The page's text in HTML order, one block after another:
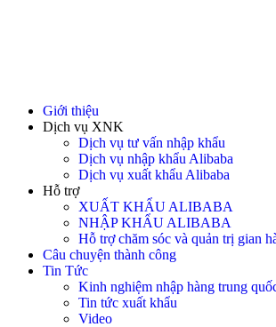
Giới thiệu
Dịch vụ XNK
Dịch vụ tư vấn nhập khẩu
Dịch vụ nhập khẩu Alibaba
Dịch vụ xuất khẩu Alibaba
Hỗ trợ
XUẤT KHẨU ALIBABA
NHẬP KHẨU ALIBABA
Hỗ trợ chăm sóc và quản trị gian
Câu chuyện thành công
Tin Tức
Kinh nghiệm nhập hàng trung
Tin tức xuất khẩu
Video